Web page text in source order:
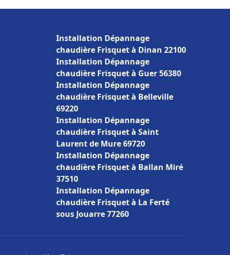
Installation Dépannage
chaudière Frisquet à Dinan 22100
Installation Dépannage
chaudière Frisquet à Guer 56380
Installation Dépannage
chaudière Frisquet à Belleville
69220
Installation Dépannage
chaudière Frisquet à Saint
Laurent de Mure 69720
Installation Dépannage
chaudière Frisquet à Ballan Miré
37510
Installation Dépannage
chaudière Frisquet à La Ferté
sous Jouarre 77260